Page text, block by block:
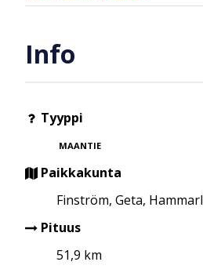
Info
Tyyppi
MAANTIE
Paikkakunta
Finström, Geta,
Pituus
51,9 km